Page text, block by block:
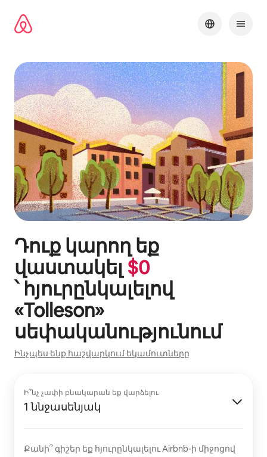
բովանդակությանը
Դուք կարող եք
վաստակել $0
՝ հյուրընկալելով
«Tolleson»
սեփականությունում
Ինչպես ենք հաշվարկում եկամուտները
Ի՞նչ չափի բնակարան եք վարձելու
1 ննջասենյակ
Քանի՞ գիշեր եք հյուրընկալելու Airbnb-ի միջոցով